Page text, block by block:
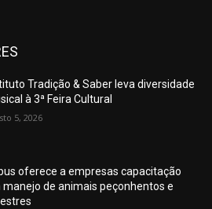
Tradição & Saber leva diversidade
à 3ª Feira Cultural
5, 2026
oferece a empresas capacitação
manejo de animais peçonhentos e